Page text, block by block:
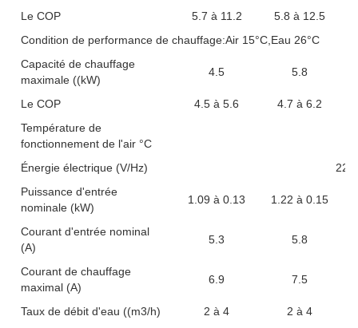
Le COP 5.7 à 11.2
5.8 à 12.5
Condition de performance de chauffage:Air 15°C,Eau 26°C
Capacité de chauffage
maximale ((kW)
4.5 5.8
Le COP 4.5 à 5.6
4.7 à 6.2
Température de
fonctionnement de l'air °C
Énergie électrique (V/Hz)
Puissance d'entrée
nominale (kW)
1.09 à 0.13 1.22 à 0.15
Courant d'entrée nominal
(A)
5.3 5.8
Courant de chauffage
maximal (A)
6.9 7.5
Taux de débit d'eau ((m3/h) 2 à 4
2 à 4